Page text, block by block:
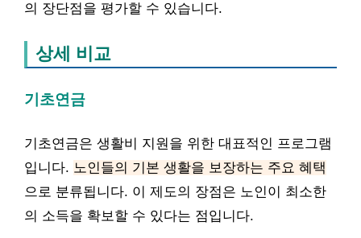
의 장단점을 평가할 수 있습니다.
상세 비교
기초연금
기초연금은 생활비 지원을 위한 대표적인 프로그램
입니다. 노인들의 기본 생활을 보장하는 주요 혜택
으로 분류됩니다. 이 제도의 장점은 노인이 최소한
의 소득을 확보할 수 있다는 점입니다.